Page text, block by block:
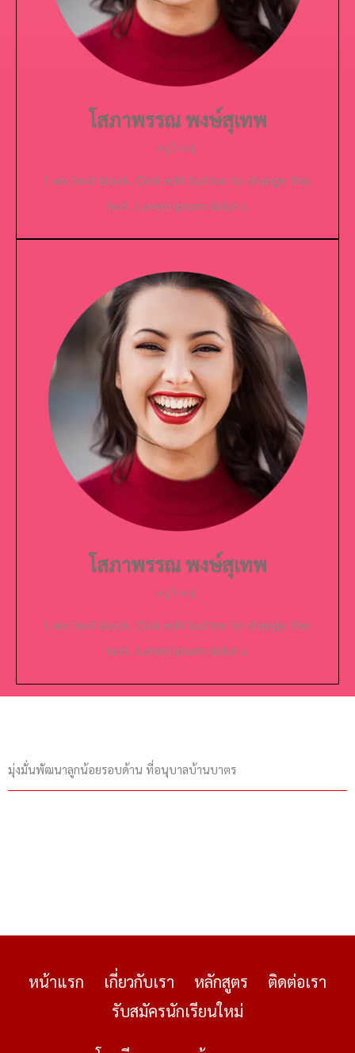
โสภาพรรณ พงษ์สุเทพ
ครูใหญ่
I am text block. Click edit button to change this
text. Lorem ipsum dolor s.
โสภาพรรณ พงษ์สุเทพ
ครูใหญ่
I am text block. Click edit button to change this
text. Lorem ipsum dolor s.
มุ่งมั่นพัฒนาลูกน้อยรอบด้าน ที่อนุบาลบ้านบาตร
หน้าแรก เกี่ยวกับเรา หลักสูตร
ติดต่อเรา
รับสมัครนักเรียนใหม่